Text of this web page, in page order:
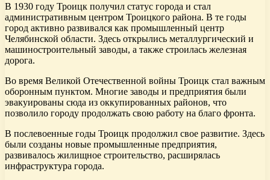
В 1930 году Троицк получил статус города и стал
административным центром Троицкого района. В те годы
город активно развивался как промышленный центр
Челябинской области. Здесь открылись металлургический и
машиностроительный заводы, а также строилась железная
дорога.
Во время Великой Отечественной войны Троицк стал важным
оборонным пунктом. Многие заводы и предприятия были
эвакуированы сюда из оккупированных районов, что
позволило городу продолжать свою работу на благо фронта.
В послевоенные годы Троицк продолжил свое развитие. Здесь
были созданы новые промышленные предприятия,
развивалось жилищное строительство, расширялась
инфраструктура города.